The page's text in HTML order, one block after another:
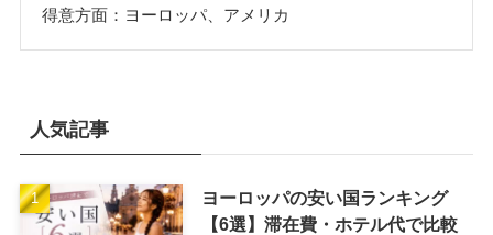
得意方面：ヨーロッパ、アメリカ
人気記事
ヨーロッパの安い国ランキング
【6選】滞在費・ホテル代で比較